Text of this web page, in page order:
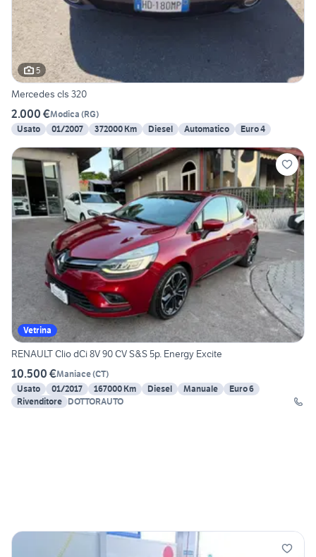
5
Mercedes cls 320
2.000 €Modica (RG)
Usato
01/2007 372000 Km Diesel Automatico Euro 4
Vetrina
RENAULT Clio dCi 8V 90 CV S&S 5p. Energy Excite
10.500 €Maniace(CT)
Usato
01/2017 167000 Km Diesel Manuale
Euro 6
Rivenditore DOTTORAUTO